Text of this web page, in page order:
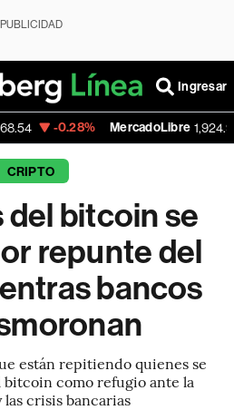
PUBLICIDAD
Ingresar
MercadoLibre 1,924.95 +1.85%
CRIPTO
del bitcoin se
repunte del
bancos
están repitiendo quienes se
bitcoin como refugio ante la
crisis bancarias